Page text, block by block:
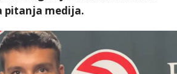
pitanja medija.